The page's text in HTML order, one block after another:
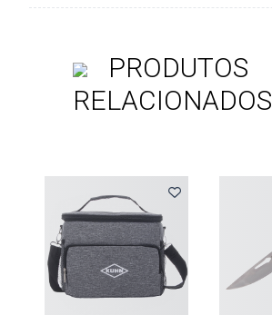
PRODUTOS
RELACIONADOS